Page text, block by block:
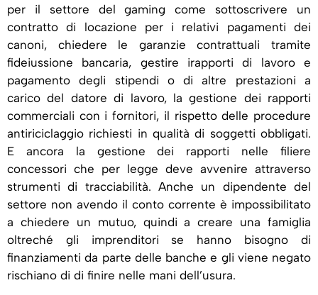
per il settore del gaming come sottoscrivere un
contratto di locazione per i relativi pagamenti dei
canoni, chiedere le garanzie contrattuali tramite
fideiussione bancaria, gestire irapporti di lavoro e
pagamento degli stipendi o di altre prestazioni a
carico del datore di lavoro, la gestione dei rapporti
commerciali con i fornitori, il rispetto delle procedure
antiriciclaggio richiesti in qualità di soggetti obbligati.
E ancora la gestione dei rapporti nelle filiere
concessori che per legge deve avvenire attraverso
strumenti di tracciabilità. Anche un dipendente del
settore non avendo il conto corrente è impossibilitato
a chiedere un mutuo, quindi a creare una famiglia
oltreché gli imprenditori se hanno bisogno di
finanziamenti da parte delle banche e gli viene negato
rischiano di di finire nelle mani dell’usura.